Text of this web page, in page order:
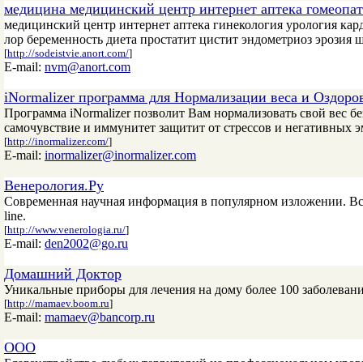
медицина медицинский центр интернет аптека
медицинский центр интернет аптека гинекология урология
лор беременность диета простатит цистит эндометриоз
[http://sodeistvie.anort.com/]
E-mail: nvm@anort.com
iNormalizer программа для Нормализации веса и
Программа iNormalizer позволит Вам нормализовать свой вес
самочувствие и иммунитет защитит от стрессов и негативных
[http://inormalizer.com/]
E-mail: inormalizer@inormalizer.com
Венерология.Ру
Современная научная информация в популярном изложении.
line.
[http://www.venerologia.ru/]
E-mail: den2002@go.ru
Домашний Доктор
Уникальные приборы для лечения на дому более 100
[http://mamaev.boom.ru]
E-mail: mamaev@bancorp.ru
ООО